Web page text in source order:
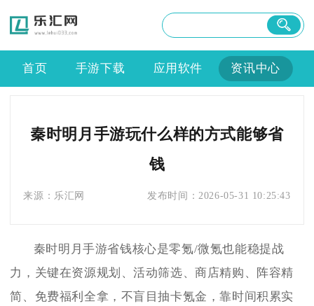
首页 手游下载 应用软件 资讯中心
秦时明月手游玩什么样的方式能够省
钱
来源： 乐汇网 发布时间： 2026-05-31 10:25:43
秦时明月手游省钱核心是零氪/微氪也能稳提战
力，关键在资源规划、活动筛选、商店精购、阵容精
简、免费福利全拿，不盲目抽卡氪金，靠时间积累实